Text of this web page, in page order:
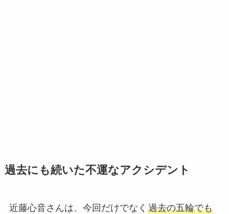
過去にも続いた不運なアクシデント
近藤心音さんは、今回だけでなく 過去の五輪でも